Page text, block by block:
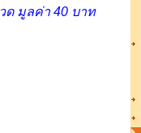
ด มูลค่า 40 บาท